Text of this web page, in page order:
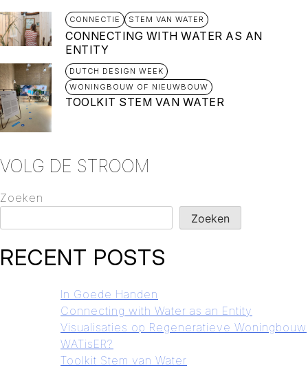
CONNECTIE STEM VAN WATER
CONNECTING WITH WATER AS AN
ENTITY
DUTCH DESIGN WEEK
WONINGBOUW OF NIEUWBOUW
TOOLKIT STEM VAN WATER
VOLG DE STROOM
Zoeken
Zoeken
RECENT POSTS
In Goede Handen
Connecting with Water as an Entity
Visualisaties op Regeneratieve Woningbouw
WATisER?
Toolkit Stem van Water